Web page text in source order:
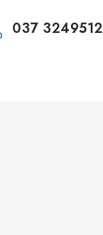
037 3249512